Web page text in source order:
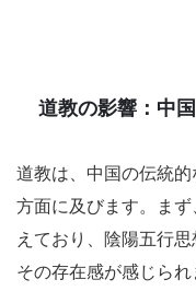
道教の影響：中
道教は、中国の伝統
方面に及びます。ま
えており、陰陽五行
その存在感が感じら